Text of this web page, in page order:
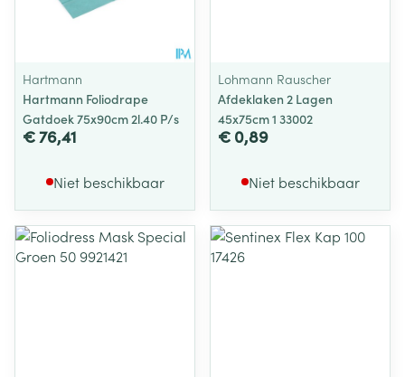
Hartmann
Hartmann Foliodrape
Gatdoek 75x90cm 2l.40 P/s
€ 76,41
Niet beschikbaar
Lohmann Rauscher
Afdeklaken 2 Lagen
45x75cm 1 33002
€ 0,89
Niet beschikbaar